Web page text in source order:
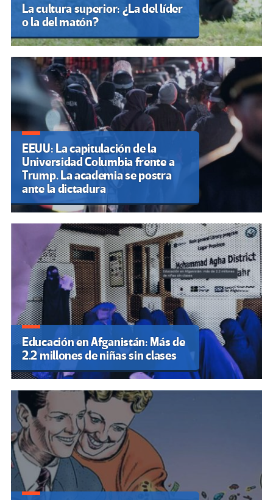
La cultura superior: ¿La del líder
o la del matón?
EEUU: La capitulación de la
Universidad Columbia frente a
Trump. La academia se postra
ante la dictadura
Educación en Afganistán: Más de
2.2 millones de niñas sin clases